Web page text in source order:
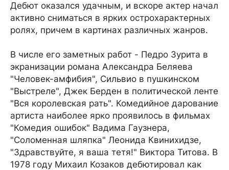
Дебют оказался удачным, и вскоре актер начал
активно сниматься в ярких острохарактерных
ролях, причем в картинах различных жанров.
В числе его заметных работ - Педро Зурита в
экранизации романа Александра Беляева
"Человек-амфибия", Сильвио в пушкинском
"Выстреле", Джек Берден в политической ленте
"Вся королевская рать". Комедийное дарование
артиста наиболее ярко проявилось в фильмах
"Комедия ошибок" Вадима Гаузнера,
"Соломенная шляпка" Леонида Квинихидзе,
"Здравствуйте, я ваша тетя!" Виктора Титова. В
1978 году Михаил Козаков дебютировал как